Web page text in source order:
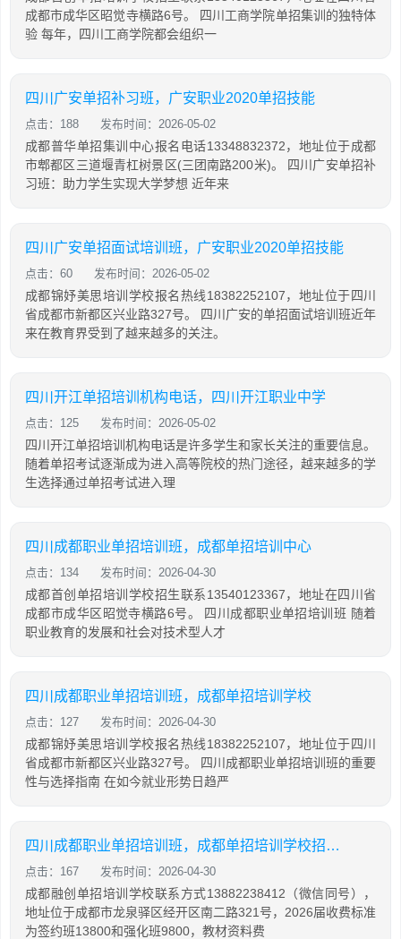
成都市成华区昭觉寺横路6号。 四川工商学院单招集训的独特体
验 每年，四川工商学院都会组织一
四川广安单招补习班，广安职业2020单招技能
点击：188 发布时间：2026-05-02
成都普华单招集训中心报名电话13348832372，地址位于成都
市郫都区三道堰青杠树景区(三团南路200米)。 四川广安单招补
习班：助力学生实现大学梦想 近年来
四川广安单招面试培训班，广安职业2020单招技能
点击：60 发布时间：2026-05-02
成都锦妤美思培训学校报名热线18382252107，地址位于四川
省成都市新都区兴业路327号。 四川广安的单招面试培训班近年
来在教育界受到了越来越多的关注。
四川开江单招培训机构电话，四川开江职业中学
点击：125 发布时间：2026-05-02
四川开江单招培训机构电话是许多学生和家长关注的重要信息。
随着单招考试逐渐成为进入高等院校的热门途径，越来越多的学
生选择通过单招考试进入理
四川成都职业单招培训班，成都单招培训中心
点击：134 发布时间：2026-04-30
成都首创单招培训学校招生联系13540123367，地址在四川省
成都市成华区昭觉寺横路6号。 四川成都职业单招培训班 随着
职业教育的发展和社会对技术型人才
四川成都职业单招培训班，成都单招培训学校
点击：127 发布时间：2026-04-30
成都锦妤美思培训学校报名热线18382252107，地址位于四川
省成都市新都区兴业路327号。 四川成都职业单招培训班的重要
性与选择指南 在如今就业形势日趋严
四川成都职业单招培训班，成都单招培训学校招生名额
点击：167 发布时间：2026-04-30
成都融创单招培训学校联系方式13882238412（微信同号），
地址位于成都市龙泉驿区经开区南二路321号，2026届收费标准
为签约班13800和强化班9800，教材资料费